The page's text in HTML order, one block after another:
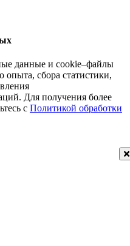
данные и cookie–файлы
опыта, сбора статистики,
Для получения более
с Политикой обработки